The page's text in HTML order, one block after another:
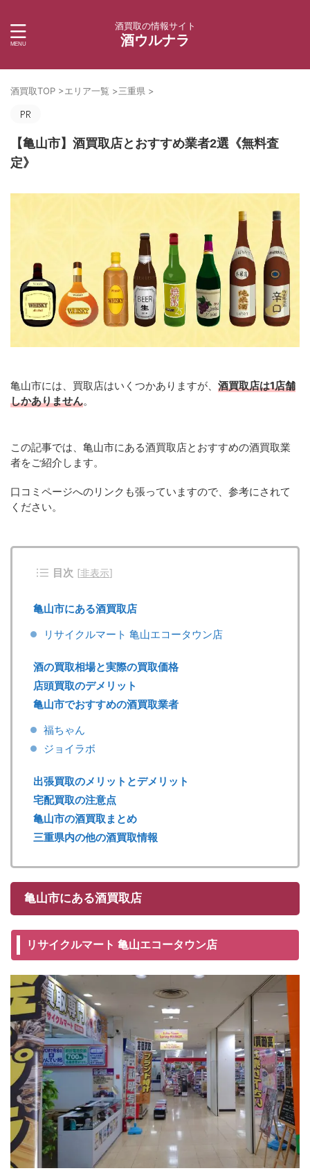
酒買取の情報サイト
酒ウルナラ
酒買取TOP >エリア一覧 >三重県 >
【亀山市】酒買取店とおすすめ業者2選《無料査
定》
亀山市には、買取店はいくつかありますが、 酒買取店は1店舗
しかありません。
この記事では、亀山市にある酒買取店とおすすめの酒買取業
者をご紹介します。
口コミページへのリンクも張っていますので、参考にされて
ください。
目次 [非表示]
亀山市にある酒買取店
リサイクルマート 亀山エコータウン店
酒の買取相場と実際の買取価格
店頭買取のデメリット
亀山市でおすすめの酒買取業者
福ちゃん
ジョイラボ
出張買取のメリットとデメリット
宅配買取の注意点
亀山市の酒買取まとめ
三重県内の他の酒買取情報
亀山市にある酒買取店
リサイクルマート 亀山エコータウン店